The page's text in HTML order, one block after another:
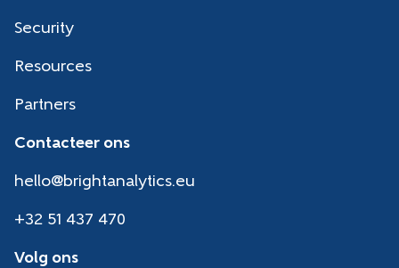
Security
Resources
Partners
Contacteer ons
hello@brightanalytics.eu
+32 51 437 470
Volg ons